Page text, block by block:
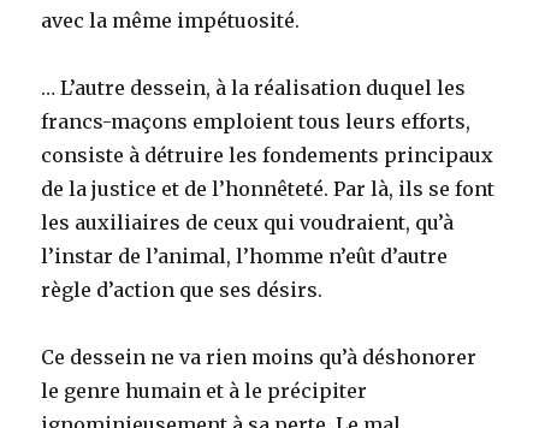
avec la même impétuosité.
… L’autre dessein, à la réalisation duquel les
francs-maçons emploient tous leurs efforts,
consiste à détruire les fondements principaux
de la justice et de l’honnêteté. Par là, ils se font
les auxiliaires de ceux qui voudraient, qu’à
l’instar de l’animal, l’homme n’eût d’autre
règle d’action que ses désirs.
Ce dessein ne va rien moins qu’à déshonorer
le genre humain et à le précipiter